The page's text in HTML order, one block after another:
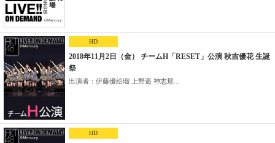
HD
2018年11月2日（金） チームH「RESET」公演 秋吉優花 生誕
祭
出演者：伊藤優絵瑠 上野遥 神志那...
HD